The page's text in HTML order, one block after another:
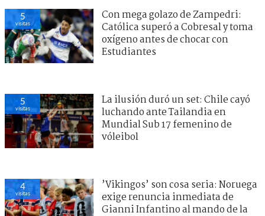
5
visitas
Con mega golazo de Zampedri:
Católica superó a Cobresal y toma
oxígeno antes de chocar con
Estudiantes
5
visitas
La ilusión duró un set: Chile cayó
luchando ante Tailandia en
Mundial Sub 17 femenino de
vóleibol
4
visitas
’Vikingos’ son cosa seria: Noruega
exige renuncia inmediata de
Gianni Infantino al mando de la